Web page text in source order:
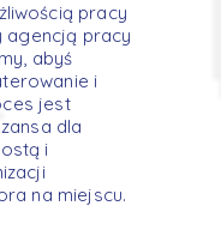
pracy
agencją pracy
abyś
i
jest
dla
i
na miejscu.